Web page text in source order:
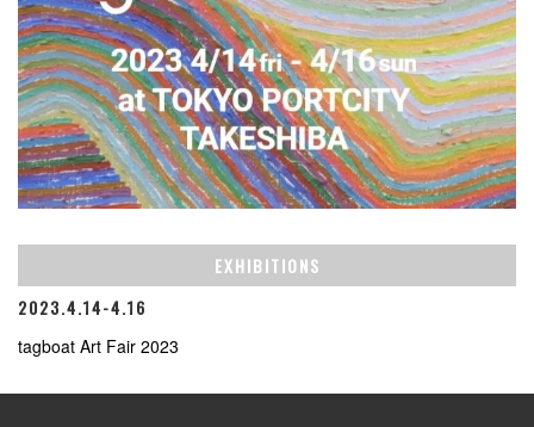
EXHIBITIONS
2023.4.14-4.16
tagboat Art Fair 2023